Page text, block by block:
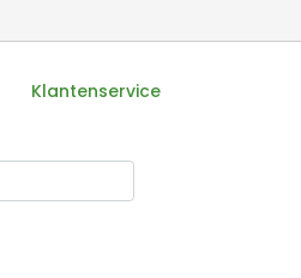
Klantenservice